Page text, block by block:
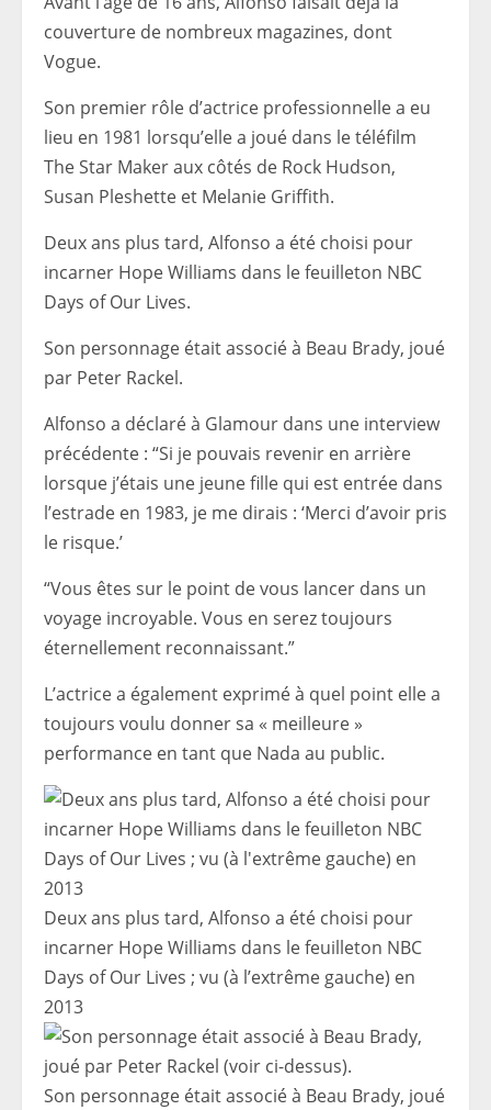
couverture de nombreux magazines, dont
Vogue.
Son premier rôle d’actrice professionnelle a eu
lieu en 1981 lorsqu’elle a joué dans le téléfilm
The Star Maker aux côtés de Rock Hudson,
Susan Pleshette et Melanie Griffith.
Deux ans plus tard, Alfonso a été choisi pour
incarner Hope Williams dans le feuilleton NBC
Days of Our Lives.
Son personnage était associé à Beau Brady, joué
par Peter Rackel.
Alfonso a déclaré à Glamour dans une interview
précédente : “Si je pouvais revenir en arrière
lorsque j’étais une jeune fille qui est entrée dans
l’estrade en 1983, je me dirais : ‘Merci d’avoir pris
le risque.’
“Vous êtes sur le point de vous lancer dans un
voyage incroyable. Vous en serez toujours
éternellement reconnaissant.”
L’actrice a également exprimé à quel point elle a
toujours voulu donner sa « meilleure »
performance en tant que Nada au public.
Deux ans plus tard, Alfonso a été choisi pour
incarner Hope Williams dans le feuilleton NBC
Days of Our Lives ; vu (à l’extrême gauche) en
2013
Son personnage était associé à Beau Brady, joué